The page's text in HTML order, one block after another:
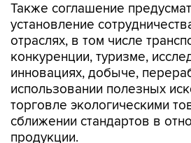
Также соглашение
установление
отраслях, в том числе
конкуренции, туризме,
инновациях, добыче,
использовании полезных
торговле экологическими
сближении стандартов в
продукции.